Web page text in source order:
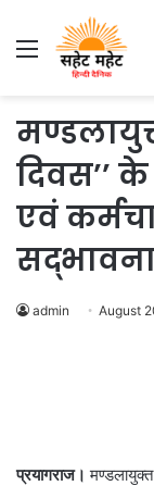
Menu
दिवस’’
एवं
admin August
प्रयागराज।